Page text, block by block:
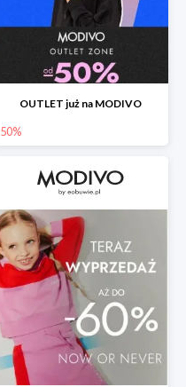
OUTLET już na MODIVO
50%